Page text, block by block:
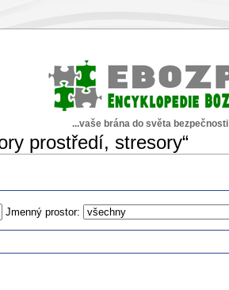
...vaše brána do světa bezpečnosti
prostředí, stresory“
Jmenný prostor: